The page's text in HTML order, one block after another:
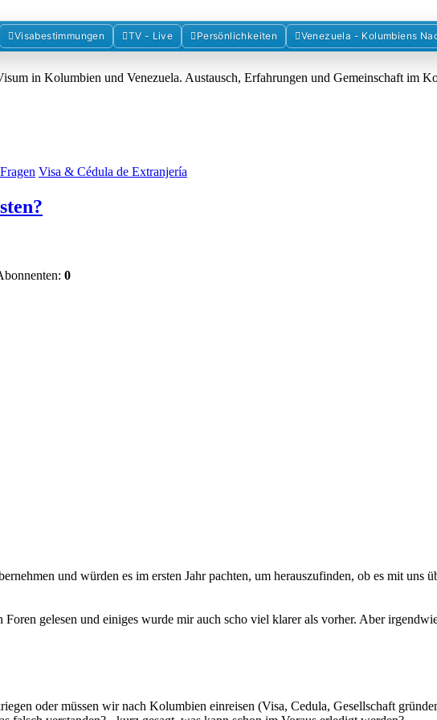
Forum der Freunde Kolumbiens
in Kolumbien und Venezuela. Austausch, Erfahrungen und Gemeinschaft im
Visabestimmungen TV - Live Persönlichkeiten Venezuela - Kolumbiens
Visa & Cédula de Extranjería
0
und würden es im ersten Jahr pachten, um herauszufinden, ob es mit uns
gelesen und einiges wurde mir auch scho viel klarer als vorher. Aber
oder müssen wir nach Kolumbien einreisen (Visa, Cedula, Gesellschaft